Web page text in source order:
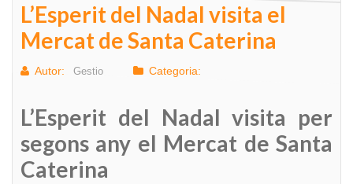
L’Esperit del Nadal visita el
Mercat de Santa Caterina
Autor: Gestio Categoria:
L’Esperit del Nadal visita per
segons any el Mercat de Santa
Caterina